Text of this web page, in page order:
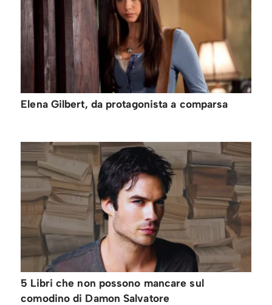
Elena Gilbert, da protagonista a comparsa
5 Libri che non possono mancare sul
comodino di Damon Salvatore